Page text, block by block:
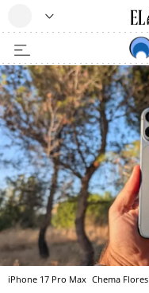
iPhone 17 Pro Max Chema Flores